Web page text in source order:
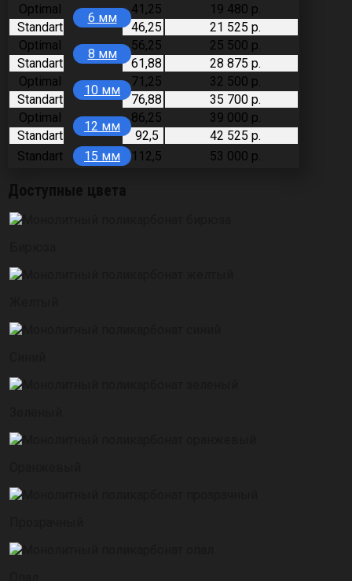
Optimal
6 мм
41,25
19 480 р.
Standart
46,25
21 525 р.
Optimal
8 мм
56,25
25 500 р.
Standart
61,88
28 875 р.
Optimal
10 мм
71,25
32 500 р.
Standart
76,88
35 700 р.
Optimal
12 мм
86,25
39 000 р.
Standart
92,5
42 525 р.
Standart
15 мм 112,5 53 000 р.
Доступные цвета